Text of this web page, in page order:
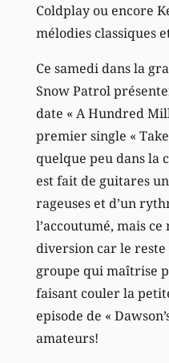
Coldplay ou encore
mélodies classiques
Ce samedi dans la
Snow Patrol
date « A Hundred
premier single «
quelque peu dans la
est fait de guitares
rageuses et d’un
l’accoutumé, mais
diversion car le
groupe qui maîtrise
faisant couler la
episode de «
amateurs!